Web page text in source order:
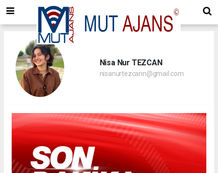
Nisa Nur TEZCAN
nisanurtezcann@gmail.com